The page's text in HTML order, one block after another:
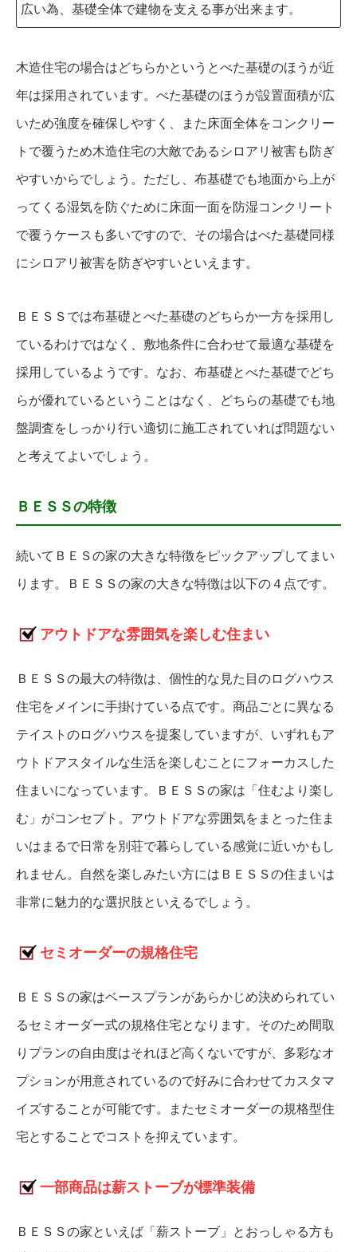
広い為、基礎全体で建物を支える事が出来ます。
木造住宅の場合はどちらかというとべた基礎のほうが近
年は採用されています。べた基礎のほうが設置面積が広
いため強度を確保しやすく、また床面全体をコンクリー
トで覆うため木造住宅の大敵であるシロアリ被害も防ぎ
やすいからでしょう。ただし、布基礎でも地面から上が
ってくる湿気を防ぐために床面一面を防湿コンクリート
で覆うケースも多いですので、その場合はべた基礎同様
にシロアリ被害を防ぎやすいといえます。
ＢＥＳＳでは布基礎とべた基礎のどちらか一方を採用し
ているわけではなく、敷地条件に合わせて最適な基礎を
採用しているようです。なお、布基礎とべた基礎でどち
らが優れているということはなく、どちらの基礎でも地
盤調査をしっかり行い適切に施工されていれば問題ない
と考えてよいでしょう。
ＢＥＳＳの特徴
続いてＢＥＳの家の大きな特徴をピックアップしてまい
ります。ＢＥＳＳの家の大きな特徴は以下の４点です。
アウトドアな雰囲気を楽しむ住まい
ＢＥＳＳの最大の特徴は、個性的な見た目のログハウス
住宅をメインに手掛けている点です。商品ごとに異なる
テイストのログハウスを提案していますが、いずれもア
ウトドアスタイルな生活を楽しむことにフォーカスした
住まいになっています。ＢＥＳＳの家は「住むより楽し
む」がコンセプト。アウトドアな雰囲気をまとった住ま
いはまるで日常を別荘で暮らしている感覚に近いかもし
れません。自然を楽しみたい方にはＢＥＳＳの住まいは
非常に魅力的な選択肢といえるでしょう。
セミオーダーの規格住宅
ＢＥＳＳの家はベースプランがあらかじめ決められてい
るセミオーダー式の規格住宅となります。そのため間取
りプランの自由度はそれほど高くないですが、多彩なオ
プションが用意されているので好みに合わせてカスタマ
イズすることが可能です。またセミオーダーの規格型住
宅とすることでコストを抑えています。
一部商品は薪ストーブが標準装備
ＢＥＳＳの家といえば「薪ストーブ」とおっしゃる方も